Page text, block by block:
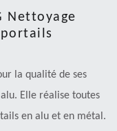
Nettoyage
la qualité de ses
Elle réalise toutes
en alu et en métal.